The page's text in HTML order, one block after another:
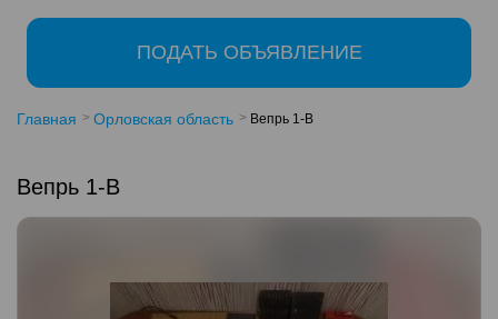
ПОДАТЬ ОБЪЯВЛЕНИЕ
Главная Орловская область Вепрь 1-В
Вепрь 1-В